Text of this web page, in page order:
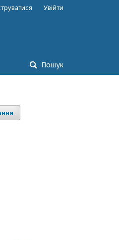
Пошук
Увійти